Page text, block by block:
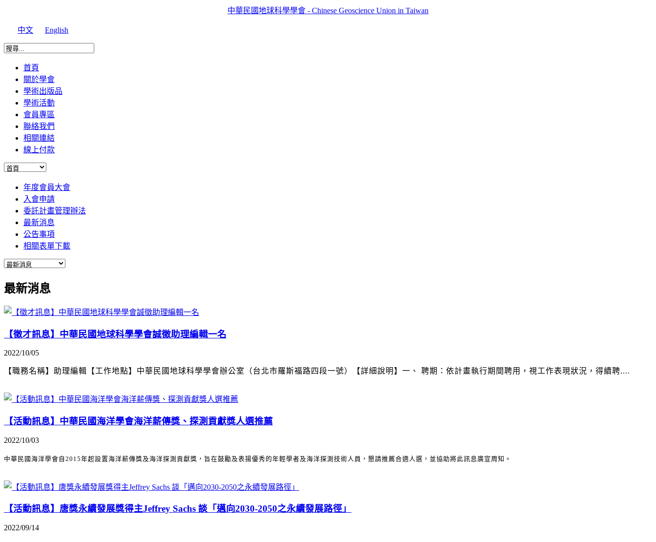
中華民國地球科學學會 - Chinese Geoscience Union in Taiwan
中文 English
首頁
關於學會
學術出版品
學術活動
會員專區
聯絡我們
相關連結
線上付款
年度會員大會
入會申請
委託計畫管理辦法
最新消息
公告事項
相關表單下載
最新消息
【徵才訊息】中華民國地球科學學會誠徵助理編輯一名
2022/10/05
【職務名稱】助理編輯【工作地點】中華民國地球科學學會辦公室（台北市羅斯福路四段一號）【詳細說明】一、 聘期：依計畫執行期間聘用，視工作表現狀況，得續聘....
【活動訊息】中華民國海洋學會海洋薪傳獎、探測貢獻獎人選推薦
2022/10/03
中華民國海洋學會自2015年起設置海洋薪傳獎及海洋探測貢獻獎，旨在鼓勵及表揚優秀的年輕學者及海洋探測技術人員 ，懇請推薦合適人選，並協助將此訊息廣宣周知。
【活動訊息】唐獎永續發展獎得主Jeffrey Sachs 談「邁向2030-2050之永續發展路徑」
2022/09/14